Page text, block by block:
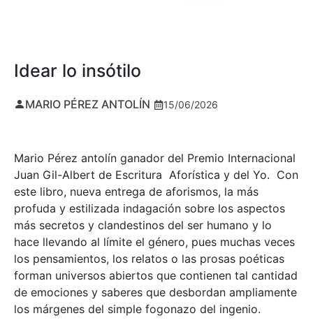
Idear lo insótilo
MARIO PÉREZ ANTOLÍN 15/06/2026
Mario Pérez antolín ganador del Premio Internacional
Juan Gil-Albert de Escritura Aforística y del Yo. Con
este libro, nueva entrega de aforismos, la más
profuda y estilizada indagación sobre los aspectos
más secretos y clandestinos del ser humano y lo
hace llevando al límite el género, pues muchas veces
los pensamientos, los relatos o las prosas poéticas
forman universos abiertos que contienen tal cantidad
de emociones y saberes que desbordan ampliamente
los márgenes del simple fogonazo del ingenio.